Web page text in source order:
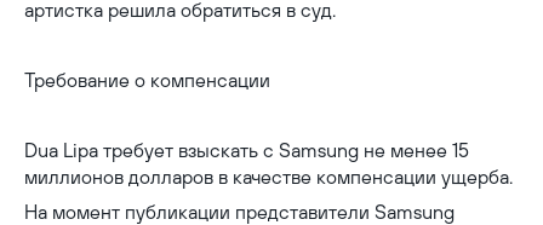
артистка решила обратиться в суд.
Требование о компенсации
Dua Lipa требует взыскать с Samsung не менее 15
миллионов долларов в качестве компенсации ущерба.
На момент публикации представители Samsung